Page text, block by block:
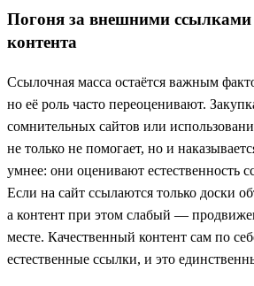
Погоня за внешними ссылками
контента
Ссылочная масса остаётся важным
но её роль часто переоценивают.
сомнительных сайтов или
не только не помогает, но и
умнее: они оценивают естественность
Если на сайт ссылаются только доски
а контент при этом слабый —
месте. Качественный контент сам по
естественные ссылки, и это